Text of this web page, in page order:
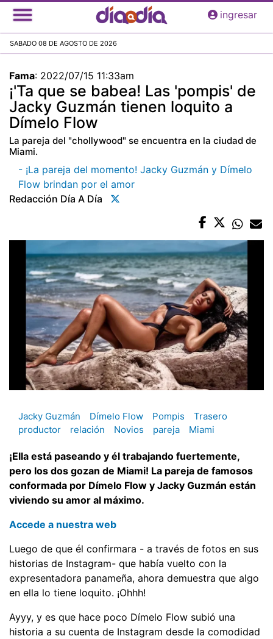
Pasar
al
principal
ingresar
SABADO 08 DE AGOSTO DE 2026
Fama: 2022/07/15 11:33am
¡'Ta que se babea! Las 'pompis' de
Jacky Guzmán tienen loquito a
Dímelo Flow
La pareja del "chollywood" se encuentra en la ciudad de
Miami.
- ¡La pareja del momento! Jacky Guzmán y Dímelo
Flow brindan por el amor
Redacción Día A Día
Jacky Guzmán Dímelo Flow Pompis
Trasero
productor
relación Novios pareja Miami
¡Ella está paseando y él trabajando fuertemente,
pero los dos gozan de Miami! La pareja de famosos
conformada por Dímelo Flow y Jacky Guzmán están
viviendo su amor al máximo.
Accede a nuestra web
Luego de que él confirmara - a través de fotos en sus
historias de Instagram- que había vuelto con la
expresentadora panameña, ahora demuestra que algo
en ella lo tiene loquito. ¡Ohhh!
Ayyy, y es que hace poco Dímelo Flow subió una
historia a su cuenta de Instagram desde la comodidad